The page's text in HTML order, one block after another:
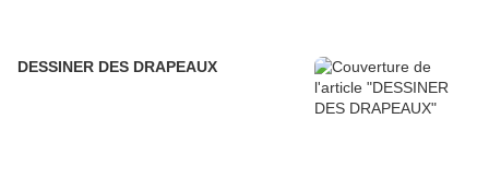
DESSINER DES DRAPEAUX